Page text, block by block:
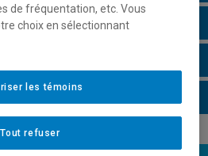
de fréquentation, etc. Vous
choix en sélectionnant
Tout refuser
les témoins